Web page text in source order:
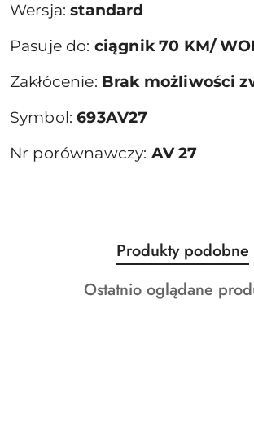
Wersja:standard
Pasuje do: ciągnik 70 KM/
Zakłócenie: Brak możliwości
Symbol:693AV27
Nr porównawczy: AV 27
Pomiń karuzelę produktów
Produkty
o
statusie:
Produkty podobne
Produkty
Ostatnio oglądane